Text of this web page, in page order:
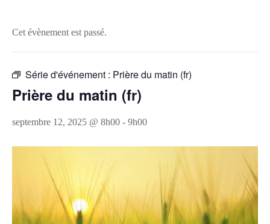
Cet évènement est passé.
Série d'événement : Prière du matin (fr)
Prière du matin (fr)
septembre 12, 2025 @ 8h00 - 9h00